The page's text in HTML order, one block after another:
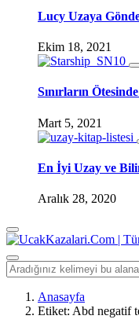
Lucy Uzaya
Ekim 18, 2021
Sınırların
Mart 5, 2021
En İyi Uzay ve
Aralık 28, 2020
Anasayfa
Etiket: Abd negatif